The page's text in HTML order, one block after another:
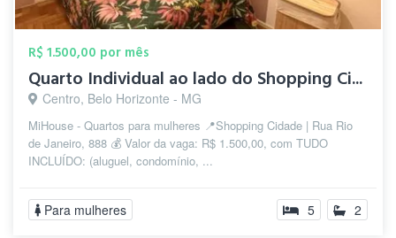
R$ 1.500,00 por mês
Quarto Individual ao lado do Shopping Ci...
Centro, Belo Horizonte - MG
MiHouse - Quartos para mulheres 📍Shopping Cidade | Rua Rio
de Janeiro, 888 💰 Valor da vaga: R$ 1.500,00, com TUDO
INCLUÍDO: (aluguel, condomínio, ...
Para mulheres 5 2